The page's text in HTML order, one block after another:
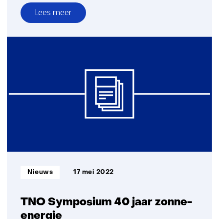
Lees meer
over
Onderzoek
melkveehouderij
TNO Symposium 40 jaar zonne-
energie
Informatietype:
Nieuws 17 mei 2022